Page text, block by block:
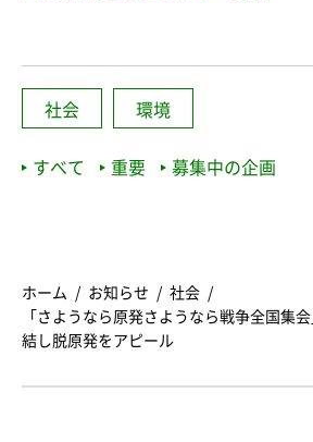
社会 環境
すべて 重要 募集中の企画
ホーム お知らせ
社会
「さようなら原発さようなら戦争全国集
結し脱原発をアピール